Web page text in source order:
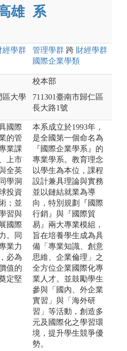
雄 系
經學群
管理學群 跨 財經學群
國際企業學類
區大學
校本部
711301臺南市歸仁區
長大路1號
國際
的管
業課
上市
全英
學洞
投資
；並
習與
國際
。同
業力
必為
值的
定堅
本系成立於1993年，
是全國第一個命名為
『國際企業學系』的
專業學系。教育理念
以學生為本位，課程
設計兼具理論與實務
並以鏈結就業為導
向，特別規劃『國際
行銷』與『國際貿
易』兩大專業模組，
旨在培養學生成為具
備「專業知識、創意
思維、企業倫理」之
全方位企業國際化專
業人才。並鼓勵學生
參與「國內、外企業
實習」與「海外研
習」等活動，創造多
元及國際化之學習環
境，提升學生競爭優
勢。